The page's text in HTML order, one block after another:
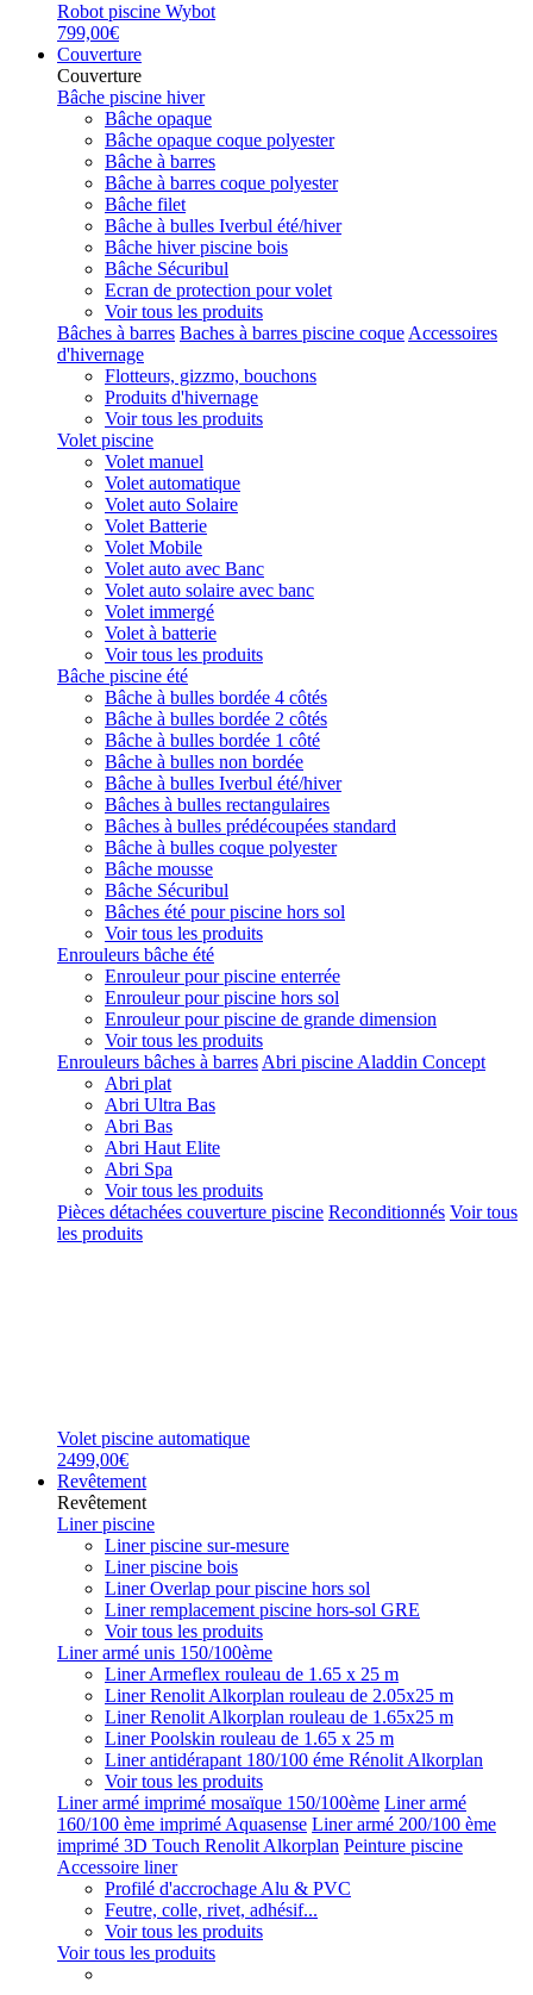
Robot piscine Wybot
799,00€
Couverture
Couverture
Bâche piscine hiver
Bâche opaque
Bâche opaque coque polyester
Bâche à barres
Bâche à barres coque polyester
Bâche filet
Bâche à bulles Iverbul été/hiver
Bâche hiver piscine bois
Bâche Sécuribul
Ecran de protection pour volet
Voir tous les produits
Bâches à barres Baches à barres piscine coque Accessoires
d'hivernage
Flotteurs, gizzmo, bouchons
Produits d'hivernage
Voir tous les produits
Volet piscine
Volet manuel
Volet automatique
Volet auto Solaire
Volet Batterie
Volet Mobile
Volet auto avec Banc
Volet auto solaire avec banc
Volet immergé
Volet à batterie
Voir tous les produits
Bâche piscine été
Bâche à bulles bordée 4 côtés
Bâche à bulles bordée 2 côtés
Bâche à bulles bordée 1 côté
Bâche à bulles non bordée
Bâche à bulles Iverbul été/hiver
Bâches à bulles rectangulaires
Bâches à bulles prédécoupées standard
Bâche à bulles coque polyester
Bâche mousse
Bâche Sécuribul
Bâches été pour piscine hors sol
Voir tous les produits
Enrouleurs bâche été
Enrouleur pour piscine enterrée
Enrouleur pour piscine hors sol
Enrouleur pour piscine de grande dimension
Voir tous les produits
Enrouleurs bâches à barres Abri piscine Aladdin Concept
Abri plat
Abri Ultra Bas
Abri Bas
Abri Haut Elite
Abri Spa
Voir tous les produits
Pièces détachées couverture piscine Reconditionnés Voir tous
les produits
Volet piscine automatique
2499,00€
Revêtement
Revêtement
Liner piscine
Liner piscine sur-mesure
Liner piscine bois
Liner Overlap pour piscine hors sol
Liner remplacement piscine hors-sol GRE
Voir tous les produits
Liner armé unis 150/100ème
Liner Armeflex rouleau de 1.65 x 25 m
Liner Renolit Alkorplan rouleau de 2.05x25 m
Liner Renolit Alkorplan rouleau de 1.65x25 m
Liner Poolskin rouleau de 1.65 x 25 m
Liner antidérapant 180/100 éme Rénolit Alkorplan
Voir tous les produits
Liner armé imprimé mosaïque 150/100ème Liner armé
160/100 ème imprimé Aquasense Liner armé 200/100 ème
imprimé 3D Touch Renolit Alkorplan Peinture piscine
Accessoire liner
Profilé d'accrochage Alu & PVC
Feutre, colle, rivet, adhésif...
Voir tous les produits
Voir tous les produits